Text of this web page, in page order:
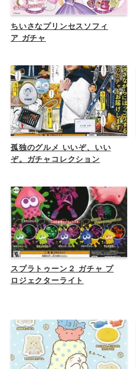
ちいさなプリンセスソフィ
ア ガチャ
孤独のグルメ いいぞ、いい
ぞ。ガチャコレクション
スプラトゥーン２ ガチャ プ
ロジェクターライト